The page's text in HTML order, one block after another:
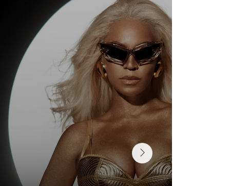
DR. FELIPE GASPARINI: A CIÊNCIA DE
SABER QUANDO TRANSFORMAR